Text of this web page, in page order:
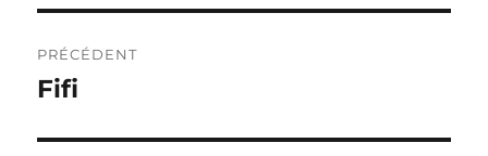
de
PRÉCÉDENT
Publication
Fifi